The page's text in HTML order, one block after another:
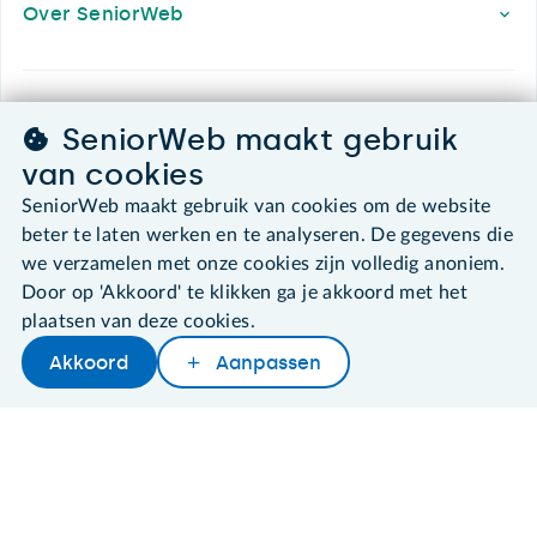
Later lezenDelenWoordenboek
Over SeniorWeb
SeniorWeb.
De computerhulp voor u.
030 - 276 99 65
leden@seniorweb.nl
©2026 SeniorWeb
SeniorWeb maakt gebruik
van cookies
SeniorWeb maakt gebruik van cookies om de website
beter te laten werken en te analyseren. De gegevens die
we verzamelen met onze cookies zijn volledig anoniem.
Door op 'Akkoord' te klikken ga je akkoord met het
plaatsen van deze cookies.
Akkoord Aanpassen